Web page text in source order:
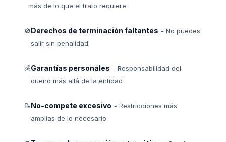
más de lo que el trato requiere
🚫Derechos de terminación faltantes - No puedes
salir sin penalidad
💰Garantías personales - Responsabilidad del
dueño más allá de la entidad
📝No-compete excesivo - Restricciones más
amplias de lo necesario